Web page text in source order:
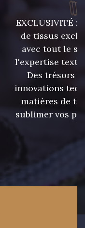
EXCLUSIVITÉ :
de tissus
avec tout le
l'expertise
Des trésors
innovations
matières de
sublimer vos